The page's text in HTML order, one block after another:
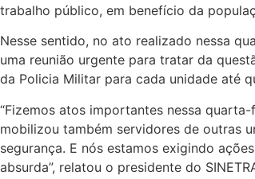
trabalho público, em benefício da
Nesse sentido, no ato realizado nessa
uma reunião urgente para tratar da
da Policia Militar para cada unidade até
“Fizemos atos importantes nessa
mobilizou também servidores de outras
segurança. E nós estamos exigindo
absurda”, relatou o presidente do